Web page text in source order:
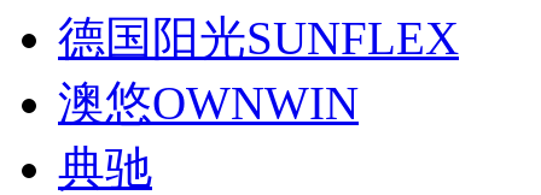
德国阳光SUNFLEX
澳悠OWNWIN
典驰